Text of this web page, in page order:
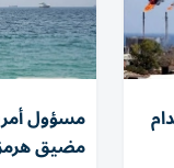
مسؤول
مضيق